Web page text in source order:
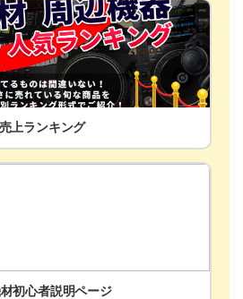
売上ランキング
初心者説明ページ